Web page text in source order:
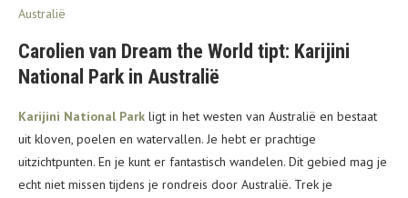
Carolien van Dream the World tipt: Karijini
National Park in Australië
Karijini National Park ligt in het westen van Australië en bestaat
uit kloven, poelen en watervallen. Je hebt er prachtige
uitzichtpunten. En je kunt er fantastisch wandelen. Dit gebied mag je
echt niet missen tijdens je rondreis door Australië. Trek je